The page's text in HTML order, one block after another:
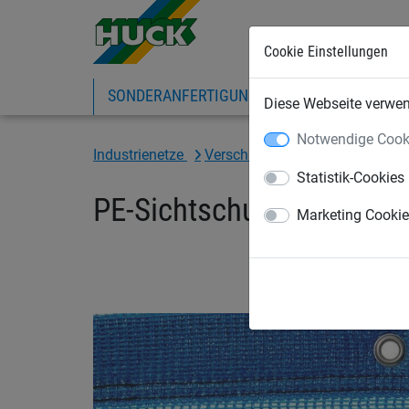
Cookie Einstellungen
Diese Webseite
Notwendige
Statistik-Cookies
Marketing
SONDERANFERTIGUNG SPORTNETZE
Industrienetze Verschiedene luftdurchlässige
PE-Sichtschutzblende